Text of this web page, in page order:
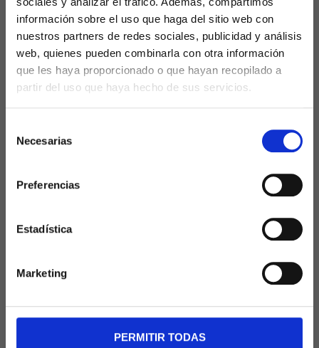
información sobre el uso que haga del sitio web con
nuestros partners de redes sociales, publicidad y análisis
web, quienes pueden combinarla con otra información
que les haya proporcionado o que hayan recopilado a
partir del uso que haya hecho de sus servicios.
Necesarias
Preferencias
Estadística
Marketing
PERMITIR TODAS
optimización del contenido hasta la estructura
del sitio web y los aspectos técnicos, una
auditoría SEO tebrinda una visión completa de
cómo está funcionando tu sitio en los motores
de búsqueday qué pasos puedes tomar
Servicio de auditoría
SEO: La clave para el
éxito online
Contratar un servicio de auditoría SEO
para cualquier PYMEque deseemaximizar su
expertos en SEO que utilizan herramientas